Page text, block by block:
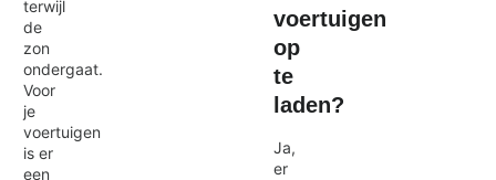
terwijl
de
zon
ondergaat.
Voor
je
voertuigen
is er
een
voertuigen
op
te
laden?
Ja,
er